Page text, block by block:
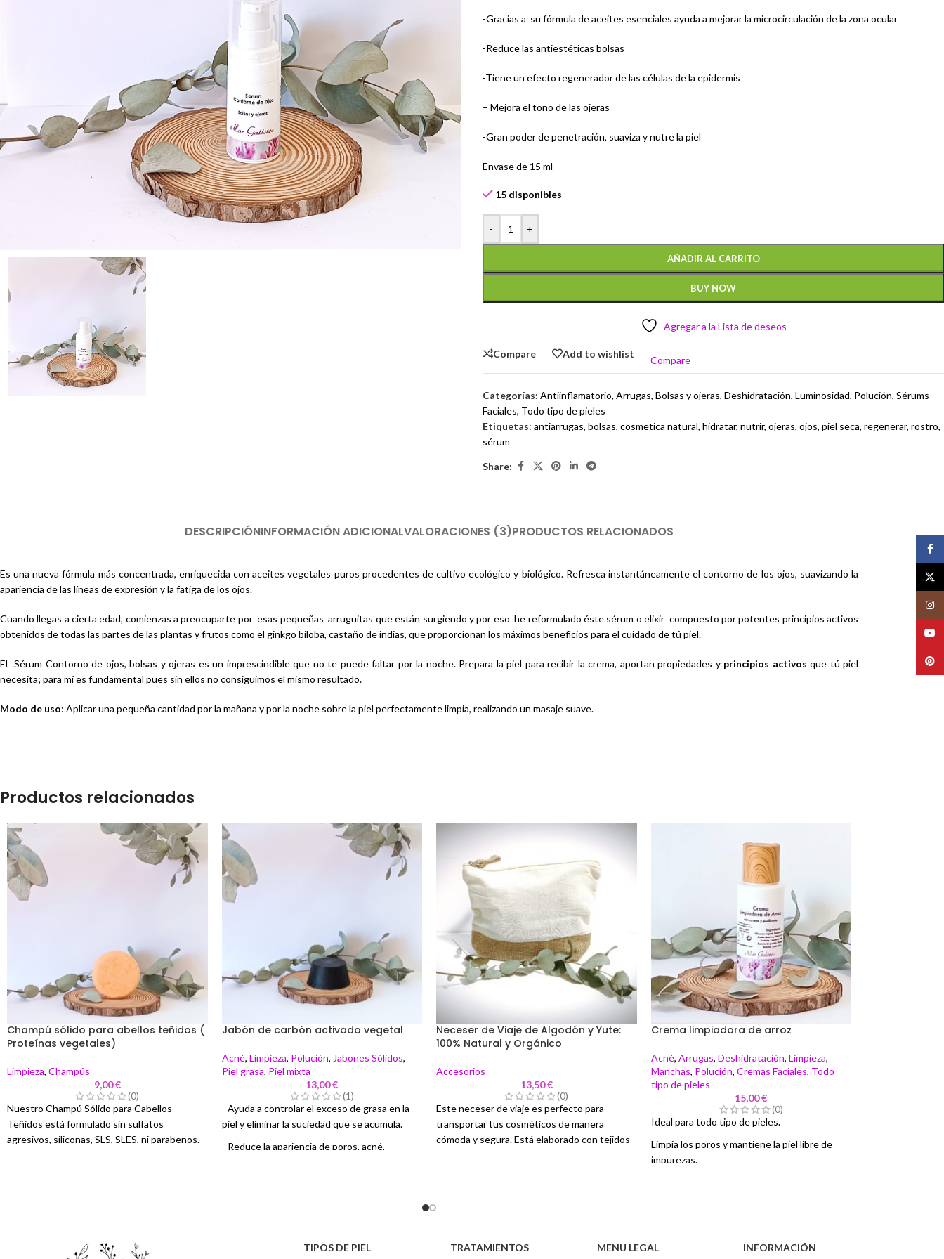
-Gracias a su fórmula de aceites esenciales ayuda a mejorar la microcirculación de la zona ocular
-Reduce las antiestéticas bolsas
-Tiene un efecto regenerador de las células de la epidermis
– Mejora el tono de las ojeras
-Gran poder de penetración, suaviza y nutre la piel
Envase de 15 ml
15 disponibles
- +
AÑADIR AL CARRITO
BUY NOW
Agregar a la Lista de deseos
Compare Add to wishlist
Compare
Categorías: Antiinflamatorio, Arrugas, Bolsas y ojeras, Deshidratación, Luminosidad, Polución, Sérums
Faciales, Todo tipo de pieles
Etiquetas: antiarrugas, bolsas, cosmetica natural, hidratar, nutrir, ojeras, ojos, piel seca, regenerar, rostro,
sérum
Share:
DESCRIPCIÓNINFORMACIÓN ADICIONALVALORACIONES (3)PRODUCTOS RELACIONADOS
Es una nueva fórmula más concentrada, enriquecida con aceites vegetales puros procedentes de cultivo ecológico y biológico. Refresca instantáneamente el contorno de los ojos, suavizando la
apariencia de las líneas de expresión y la fatiga de los ojos.
Cuando llegas a cierta edad, comienzas a preocuparte por esas pequeñas arruguitas que están surgiendo y por eso he reformulado éste sérum o elixir compuesto por potentes principios activos
obtenidos de todas las partes de las plantas y frutos como el ginkgo biloba, castaño de indias, que proporcionan los máximos beneficios para el cuidado de tú piel.
El Sérum Contorno de ojos, bolsas y ojeras es un imprescindible que no te puede faltar por la noche. Prepara la piel para recibir la crema, aportan propiedades y principios activos que tú piel
necesita; para mí es fundamental pues sin ellos no consiguimos el mismo resultado.
Modo de uso: Aplicar una pequeña cantidad por la mañana y por la noche sobre la piel perfectamente limpia, realizando un masaje suave.
Productos relacionados
Champú sólido para abellos teñidos (
Proteínas vegetales)
Limpieza, Champús
9,00€
(0)
Nuestro Champú Sólido para Cabellos
Teñidos está formulado sin sulfatos
agresivos, siliconas, SLS, SLES, ni parabenos.
Peso: 55 gramos (aprox.)
Jabón de carbón activado vegetal
Acné, Limpieza, Polución, Jabones Sólidos,
Piel grasa, Piel mixta
13,00€
(1)
- Ayuda a controlar el exceso de grasa en la
piel y eliminar la suciedad que se acumula.
- Reduce la apariencia de poros, acné,
Neceser de Viaje de Algodón y Yute:
100% Natural y Orgánico
Accesorios
13,50€
(0)
Este neceser de viaje es perfecto para
transportar tus cosméticos de manera
cómoda y segura. Está elaborado con tejidos
Crema limpiadora de arroz
Acné, Arrugas, Deshidratación, Limpieza,
Manchas, Polución, Cremas Faciales, Todo
tipo de pieles
15,00€
(0)
Ideal para todo tipo de pieles.
Limpia los poros y mantiene la piel libre de
impurezas.
El ácido pítico, permite a la células muertas
TIPOS DE PIEL TRATAMIENTOS MENU LEGAL INFORMACIÓN